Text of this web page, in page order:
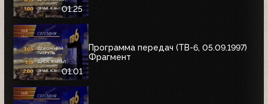
01:25
01:01
Программа передач (ТВ-6, 05.09.1997)
Фрагмент